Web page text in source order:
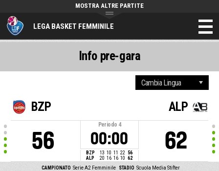
LEGA BASKET FEMMINILE
MOSTRA ALTRE PARTITE
BZP
56
Periodo 4
00:00
BZP 13 10 11 22
56
ALP
20 16 16 10 62
ALP
62
CAMPIONATO Serie A2 Femminile STADIO Scuola Media Stifter
Info pre-gara